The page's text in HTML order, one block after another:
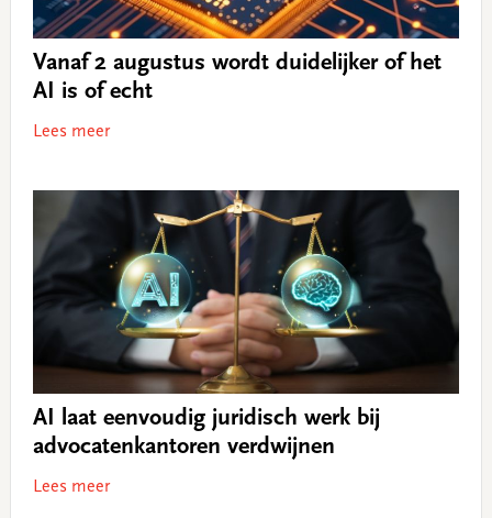
Vanaf 2 augustus wordt duidelijker of het
AI is of echt
Lees meer
AI laat eenvoudig juridisch werk bij
advocatenkantoren verdwijnen
Lees meer